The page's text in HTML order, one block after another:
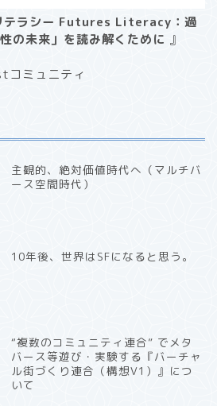
テラシー Futures Literacy：過
の未来」を読み解くために 』
ミュニティ
主観的、絶対価値時代へ（マルチバ
ース空間時代）
10年後、世界はSFになると思う。
“複数のコミュニティ連合” でメタ
バース等遊び・実験する『バーチャ
ル街づくり連合（構想V1）』につ
いて